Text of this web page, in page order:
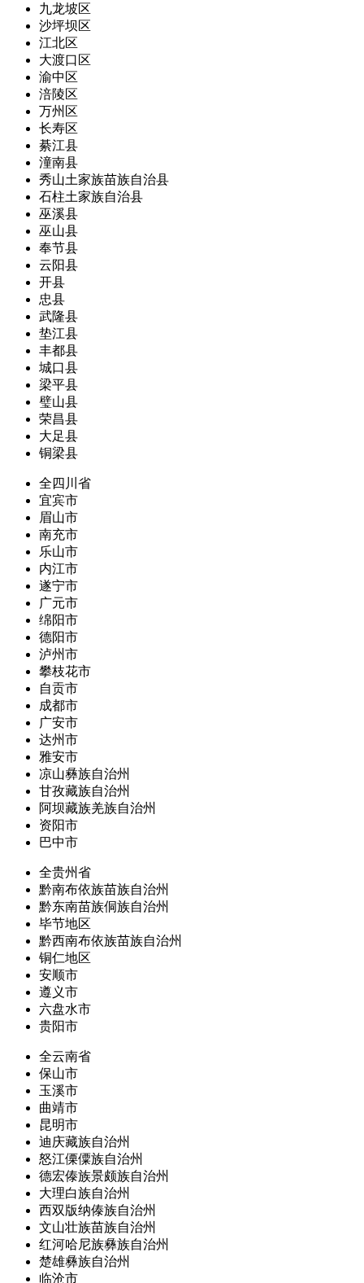
九龙坡区
沙坪坝区
江北区
大渡口区
渝中区
涪陵区
万州区
长寿区
綦江县
潼南县
秀山土家族苗族自治县
石柱土家族自治县
巫溪县
巫山县
奉节县
云阳县
开县
忠县
武隆县
垫江县
丰都县
城口县
梁平县
璧山县
荣昌县
大足县
铜梁县
全四川省
宜宾市
眉山市
南充市
乐山市
内江市
遂宁市
广元市
绵阳市
德阳市
泸州市
攀枝花市
自贡市
成都市
广安市
达州市
雅安市
凉山彝族自治州
甘孜藏族自治州
阿坝藏族羌族自治州
资阳市
巴中市
全贵州省
黔南布依族苗族自治州
黔东南苗族侗族自治州
毕节地区
黔西南布依族苗族自治州
铜仁地区
安顺市
遵义市
六盘水市
贵阳市
全云南省
保山市
玉溪市
曲靖市
昆明市
迪庆藏族自治州
怒江傈僳族自治州
德宏傣族景颇族自治州
大理白族自治州
西双版纳傣族自治州
文山壮族苗族自治州
红河哈尼族彝族自治州
楚雄彝族自治州
临沧市